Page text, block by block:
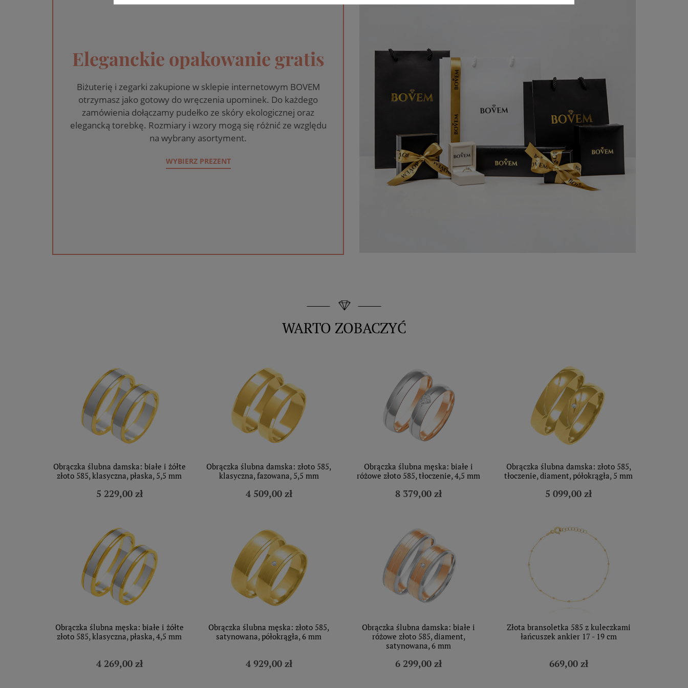
Eleganckie opakowanie gratis
Biżuterię i zegarki zakupione w sklepie internetowym BOVEM
otrzymasz jako gotowy do wręczenia upominek. Do każdego
zamówienia dołączamy pudełko ze skóry ekologicznej oraz
elegancką torebkę. Rozmiary i wzory mogą się różnić ze względu
na wybrany asortyment.
WYBIERZ PREZENT
WARTO ZOBACZYĆ
Obrączka ślubna damska: białe i żółte
złoto 585, klasyczna, płaska, 5,5 mm
5 229,00 zł
Obrączka ślubna damska: złoto 585,
klasyczna, fazowana, 5,5 mm
4 509,00 zł
Obrączka ślubna męska: białe i
różowe złoto 585, tłoczenie, 4,5 mm
8 379,00 zł
Obrączka ślubna damska: złoto 585,
tłoczenie, diament, półokrągła, 5 mm
5 099,00 zł
Obrączka ślubna męska: białe i żółte
złoto 585, klasyczna, płaska, 4,5 mm
4 269,00 zł
Obrączka ślubna męska: złoto 585,
satynowana, półokrągła, 6 mm
4 929,00 zł
Obrączka ślubna damska: białe i
różowe złoto 585, diament,
satynowana, 6 mm
6 299,00 zł
Złota bransoletka 585 z kuleczkami
łańcuszek ankier 17 - 19 cm
669,00 zł